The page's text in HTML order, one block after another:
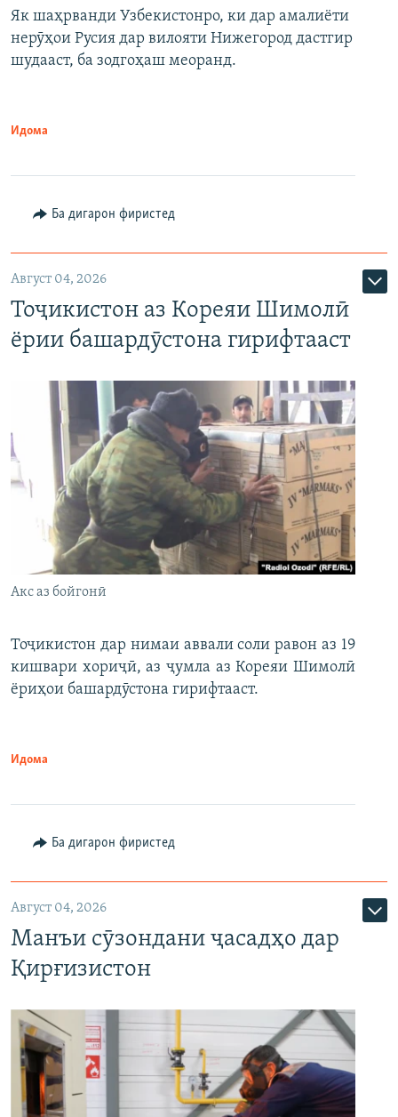
Як шаҳрванди Узбекистонро, ки дар амалиёти
нерӯҳои Русия дар вилояти Нижегород дастгир
шудааст, ба зодгоҳаш меоранд.
Идома
Ба дигарон фиристед
Август 04, 2026
Тоҷикистон аз Кореяи Шимолӣ
ёрии башардӯстона гирифтааст
Акс аз бойгонӣ
Тоҷикистон дар нимаи аввали соли равон аз 19
кишвари хориҷӣ, аз ҷумла аз Кореяи Шимолӣ
ёриҳои башардӯстона гирифтааст.
Идома
Ба дигарон фиристед
Август 04, 2026
Манъи сӯзондани ҷасадҳо дар
Қирғизистон